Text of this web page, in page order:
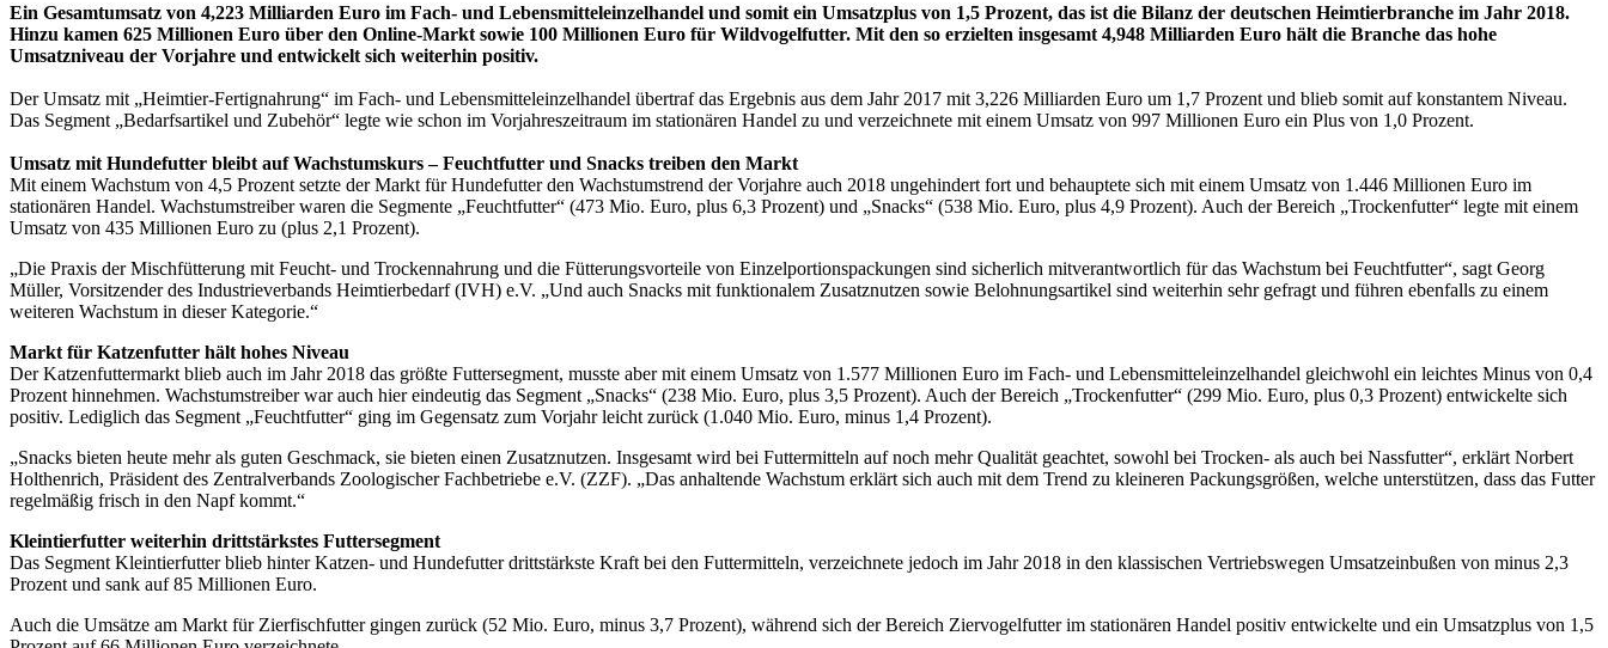
Ein Gesamtumsatz von 4,223 Milliarden Euro im Fach- und Lebensmitteleinzelhandel und somit ein Umsatzplus von 1,5 Prozent, das ist die Bilanz der deutschen Heimtierbranche im Jahr 2018.
Hinzu kamen 625 Millionen Euro über den Online-Markt sowie 100 Millionen Euro für Wildvogelfutter. Mit den so erzielten insgesamt 4,948 Milliarden Euro hält die Branche das hohe
Umsatzniveau der Vorjahre und entwickelt sich weiterhin positiv.
Der Umsatz mit „Heimtier-Fertignahrung“ im Fach- und Lebensmitteleinzelhandel übertraf das Ergebnis aus dem Jahr 2017 mit 3,226 Milliarden Euro um 1,7 Prozent und blieb somit auf konstantem Niveau.
Das Segment „Bedarfsartikel und Zubehör“ legte wie schon im Vorjahreszeitraum im stationären Handel zu und verzeichnete mit einem Umsatz von 997 Millionen Euro ein Plus von 1,0 Prozent.
Umsatz mit Hundefutter bleibt auf Wachstumskurs – Feuchtfutter und Snacks treiben den Markt
Mit einem Wachstum von 4,5 Prozent setzte der Markt für Hundefutter den Wachstumstrend der Vorjahre auch 2018 ungehindert fort und behauptete sich mit einem Umsatz von 1.446 Millionen Euro im
stationären Handel. Wachstumstreiber waren die Segmente „Feuchtfutter“ (473 Mio. Euro, plus 6,3 Prozent) und „Snacks“ (538 Mio. Euro, plus 4,9 Prozent). Auch der Bereich „Trockenfutter“ legte mit einem
Umsatz von 435 Millionen Euro zu (plus 2,1 Prozent).
„Die Praxis der Mischfütterung mit Feucht- und Trockennahrung und die Fütterungsvorteile von Einzelportionspackungen sind sicherlich mitverantwortlich für das Wachstum bei Feuchtfutter“, sagt Georg
Müller, Vorsitzender des Industrieverbands Heimtierbedarf (IVH) e.V. „Und auch Snacks mit funktionalem Zusatznutzen sowie Belohnungsartikel sind weiterhin sehr gefragt und führen ebenfalls zu einem
weiteren Wachstum in dieser Kategorie.“
Markt für Katzenfutter hält hohes Niveau
Der Katzenfuttermarkt blieb auch im Jahr 2018 das größte Futtersegment, musste aber mit einem Umsatz von 1.577 Millionen Euro im Fach- und Lebensmitteleinzelhandel gleichwohl ein leichtes Minus von 0,4
Prozent hinnehmen. Wachstumstreiber war auch hier eindeutig das Segment „Snacks“ (238 Mio. Euro, plus 3,5 Prozent). Auch der Bereich „Trockenfutter“ (299 Mio. Euro, plus 0,3 Prozent) entwickelte sich
positiv. Lediglich das Segment „Feuchtfutter“ ging im Gegensatz zum Vorjahr leicht zurück (1.040 Mio. Euro, minus 1,4 Prozent).
„Snacks bieten heute mehr als guten Geschmack, sie bieten einen Zusatznutzen. Insgesamt wird bei Futtermitteln auf noch mehr Qualität geachtet, sowohl bei Trocken- als auch bei Nassfutter“, erklärt Norbert
Holthenrich, Präsident des Zentralverbands Zoologischer Fachbetriebe e.V. (ZZF). „Das anhaltende Wachstum erklärt sich auch mit dem Trend zu kleineren Packungsgrößen, welche unterstützen, dass das Futter
regelmäßig frisch in den Napf kommt.“
Kleintierfutter weiterhin drittstärkstes Futtersegment
Das Segment Kleintierfutter blieb hinter Katzen- und Hundefutter drittstärkste Kraft bei den Futtermitteln, verzeichnete jedoch im Jahr 2018 in den klassischen Vertriebswegen Umsatzeinbußen von minus 2,3
Prozent und sank auf 85 Millionen Euro.
Auch die Umsätze am Markt für Zierfischfutter gingen zurück (52 Mio. Euro, minus 3,7 Prozent), während sich der Bereich Ziervogelfutter im stationären Handel positiv entwickelte und ein Umsatzplus von 1,5